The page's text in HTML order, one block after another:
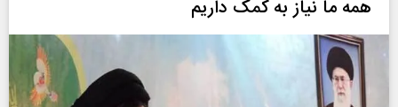
همه ما نیاز به کمک داریم